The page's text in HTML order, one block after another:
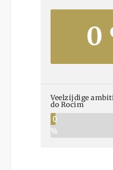
0
Veelzijdige
do Rocim
0
%